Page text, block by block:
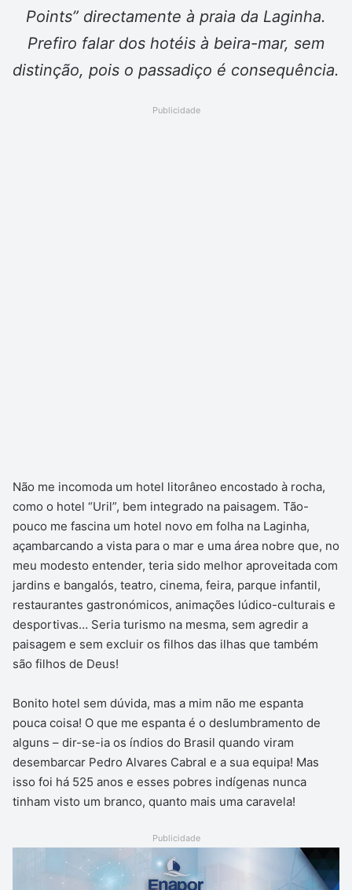
Points” directamente à praia da Laginha.
Prefiro falar dos hotéis à beira-mar, sem
distinção, pois o passadiço é consequência.
Publicidade
Não me incomoda um hotel litorâneo encostado à rocha,
como o hotel “Uril”, bem integrado na paisagem. Tão-
pouco me fascina um hotel novo em folha na Laginha,
açambarcando a vista para o mar e uma área nobre que, no
meu modesto entender, teria sido melhor aproveitada com
jardins e bangalós, teatro, cinema, feira, parque infantil,
restaurantes gastronómicos, animações lúdico-culturais e
desportivas… Seria turismo na mesma, sem agredir a
paisagem e sem excluir os filhos das ilhas que também
são filhos de Deus!
Bonito hotel sem dúvida, mas a mim não me espanta
pouca coisa! O que me espanta é o deslumbramento de
alguns – dir-se-ia os índios do Brasil quando viram
desembarcar Pedro Alvares Cabral e a sua equipa! Mas
isso foi há 525 anos e esses pobres indígenas nunca
tinham visto um branco, quanto mais uma caravela!
Publicidade